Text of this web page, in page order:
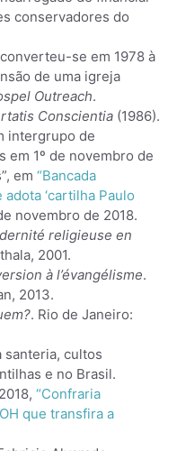
conservadores do
se em 1978 à
de uma igreja
Outreach.
Conscientia (1986).
intergrupo de
em 1º de novembro de
em “Bancada
‘cartilha Paulo
novembro de 2018.
religieuse en
2001.
à l’évangélisme.
2013.
. Rio de Janeiro:
santeria, cultos
e no Brasil.
“Confraria
que transfira a